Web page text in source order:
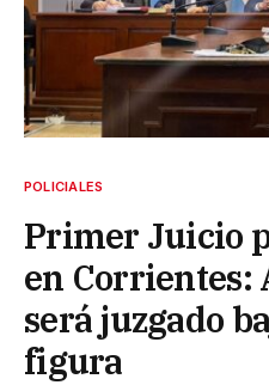
POLICIALES
Primer Juicio
en Corrientes:
será juzgado
figura